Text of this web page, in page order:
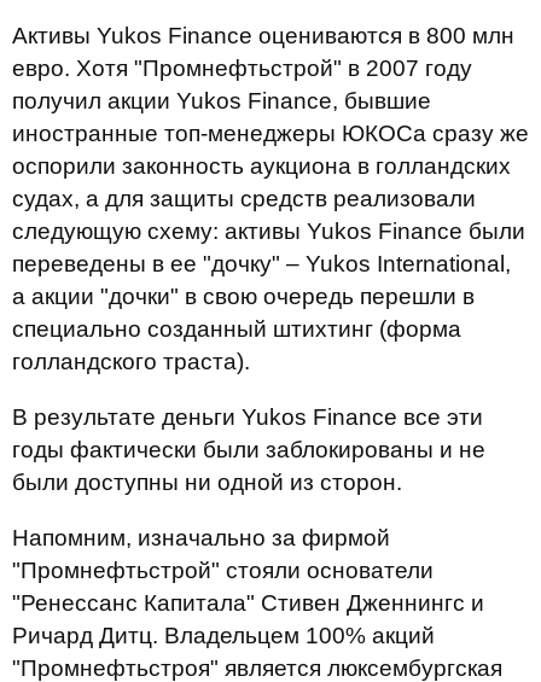
Активы Yukos Finance оцениваются в 800 млн
евро. Хотя "Промнефтьстрой" в 2007 году
получил акции Yukos Finance, бывшие
иностранные топ-менеджеры ЮКОСа сразу же
оспорили законность аукциона в голландских
судах, а для защиты средств реализовали
следующую схему: активы Yukos Finance были
переведены в ее "дочку" – Yukos International,
а акции "дочки" в свою очередь перешли в
специально созданный штихтинг (форма
голландского траста).
В результате деньги Yukos Finance все эти
годы фактически были заблокированы и не
были доступны ни одной из сторон.
Напомним, изначально за фирмой
"Промнефтьстрой" стояли основатели
"Ренессанс Капитала" Стивен Дженнингс и
Ричард Дитц. Владельцем 100% акций
"Промнефтьстроя" является люксембургская